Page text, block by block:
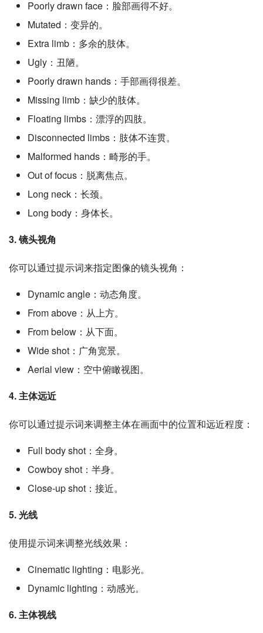
Poorly drawn face：脸部画得不好。
Mutated：变异的。
Extra limb：多余的肢体。
Ugly：丑陋。
Poorly drawn hands：手部画得很差。
Missing limb：缺少的肢体。
Floating limbs：漂浮的四肢。
Disconnected limbs：肢体不连贯。
Malformed hands：畸形的手。
Out of focus：脱离焦点。
Long neck：长颈。
Long body：身体长。
3. 镜头视角
你可以通过提示词来指定图像的镜头视角：
Dynamic angle：动态角度。
From above：从上方。
From below：从下面。
Wide shot：广角宽景。
Aerial view：空中俯瞰视图。
4. 主体远近
你可以通过提示词来调整主体在画面中的位置和远近程度：
Full body shot：全身。
Cowboy shot：半身。
Close-up shot：接近。
5. 光线
使用提示词来调整光线效果：
Cinematic lighting：电影光。
Dynamic lighting：动感光。
6. 主体视线